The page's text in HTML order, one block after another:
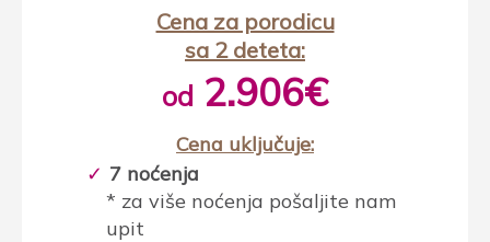
Cena za porodicu
sa 2 deteta:
od 2.906€
Cena uključuje:
7 noćenja
* za više noćenja pošaljite nam
upit